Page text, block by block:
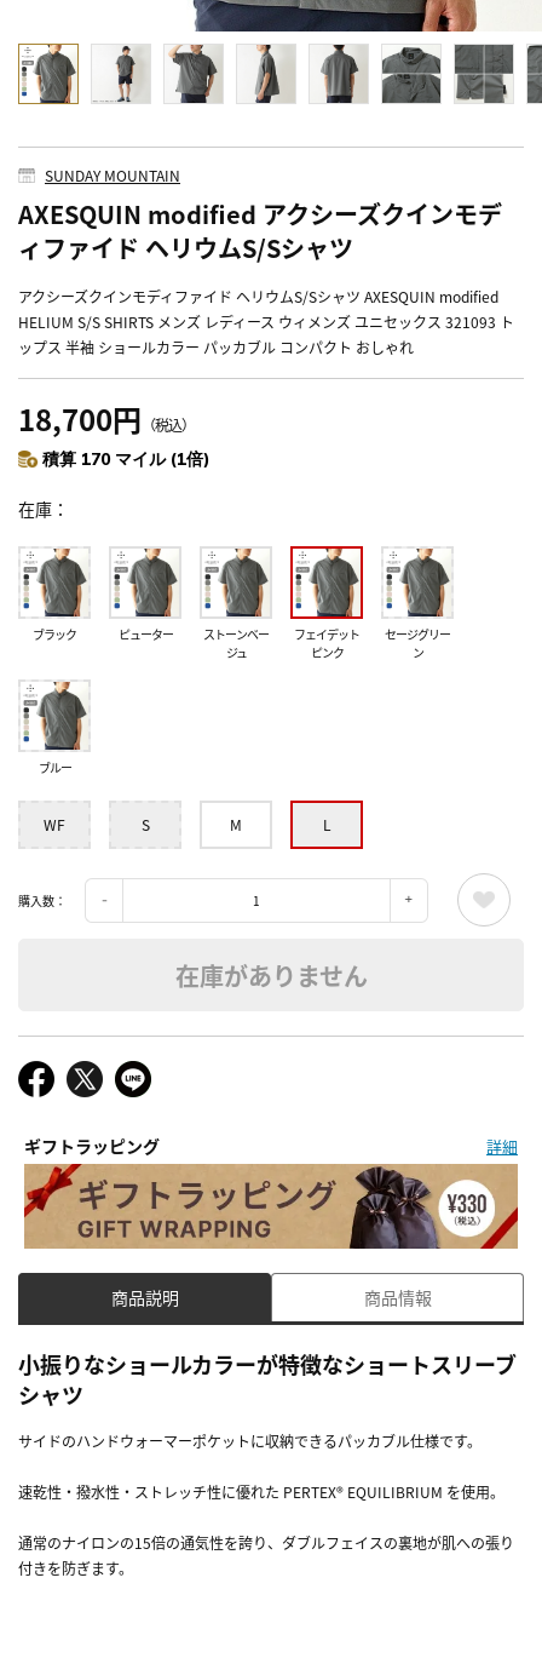
SUNDAY MOUNTAIN
AXESQUIN modified アクシーズクインモデ
ィファイド ヘリウムS/Sシャツ
アクシーズクインモディファイド ヘリウムS/Sシャツ AXESQUIN modified
HELIUM S/S SHIRTS メンズ レディース ウィメンズ ユニセックス 321093 ト
ップス 半袖 ショールカラー パッカブル コンパクト おしゃれ
18,700円 （税込）
積算 170 マイル (1倍)
在庫
ブラック ピューター
ストーンベー
ジュ
フェイデット
ピンク
セージグリー
ン
ブルー
WF S M L
購入数：
在庫がありません
ギフトラッピング 詳細
商品説明 商品情報
小振りなショールカラーが特徴なショートスリーブ
シャツ
サイドのハンドウォーマーポケットに収納できるパッカブル仕様です。
速乾性・撥水性・ストレッチ性に優れた PERTEX® EQUILIBRIUM を使用。
通常のナイロンの15倍の通気性を誇り、ダブルフェイスの裏地が肌への張り
付きを防ぎます。